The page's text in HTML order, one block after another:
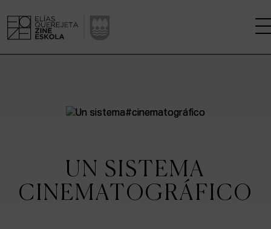
CENTRO DE INVESTIGACIÓN
KINOFABRIKAUN SISTEMA
CINEMATOGRÁFICO